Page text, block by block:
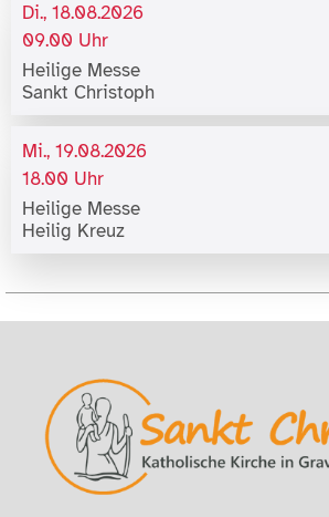
Di., 18.08.2026
09.00 Uhr
Heilige Messe
Sankt Christoph
Mi., 19.08.2026
18.00 Uhr
Heilige Messe
Heilig Kreuz